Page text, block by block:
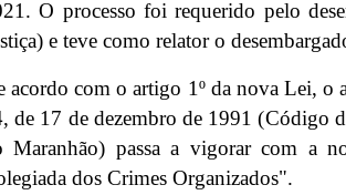
O processo foi requerido pelo
e teve como relator o
acordo com o artigo 1º da nova Lei, o
de 17 de dezembro de 1991 (Código
Maranhão) passa a vigorar com a
dos Crimes Organizados".